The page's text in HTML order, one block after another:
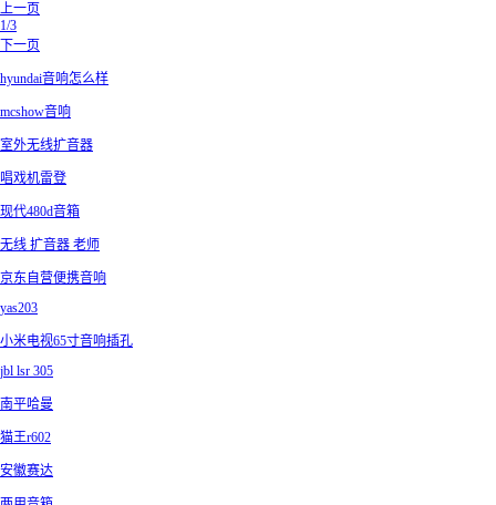
上一页
1/3
下一页
hyundai音响怎么样
mcshow音响
室外无线扩音器
唱戏机雷登
现代480d音箱
无线 扩音器 老师
京东自营便携音响
yas203
小米电视65寸音响插孔
jbl lsr 305
南平哈曼
猫王r602
安徽赛达